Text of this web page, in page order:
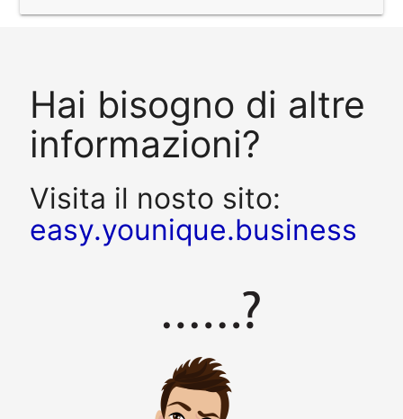
Hai bisogno di altre
informazioni?
Visita il nosto sito:
easy.younique.business